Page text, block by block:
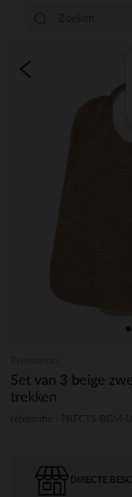
Set van 3 beige
trekken
DIRECTE